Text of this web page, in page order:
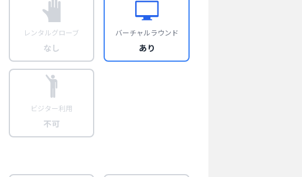
レンタルグローブ
なし
バーチャルラウンド
あり
ビジター利用
不可